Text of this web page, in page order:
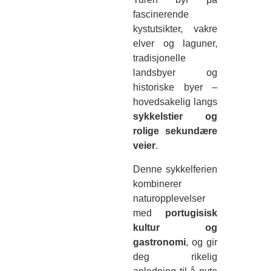
fascinerende
kystutsikter, vakre
elver og laguner,
tradisjonelle
landsbyer og
historiske byer –
hovedsakelig langs
sykkelstier og
rolige sekundære
veier.
Denne sykkelferien
kombinerer
naturopplevelser
med portugisisk
kultur og
gastronomi, og gir
deg rikelig